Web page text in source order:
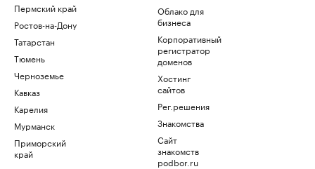
Пермский край
Ростов-на-Дону
Татарстан
Тюмень
Черноземье
Кавказ
Карелия
Мурманск
Приморский
край
Облако для
бизнеса
Корпоративный
регистратор
доменов
Хостинг
сайтов
Рег.решения
Знакомства
Сайт
знакомств
podbor.ru